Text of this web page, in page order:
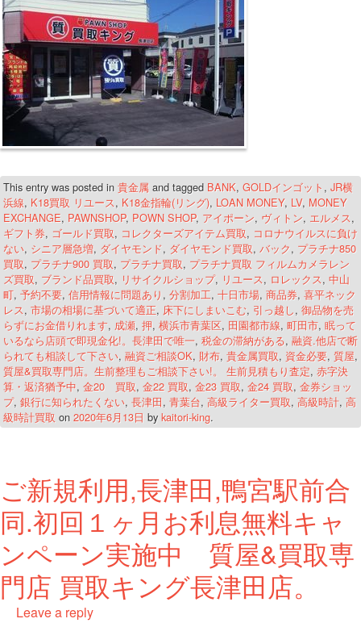
This entry was posted in 貴金属 and tagged BANK, GOLDインゴット , JR横
浜線, K18買取 リユース, K18金指輪(リング), LOAN MONEY, LV, MONEY
EXCHANGE, PAWNSHOP, POWN SHOP, アイポーン, ヴィトン, エルメス,
ギフト券, ゴールド買取, コレクターズアイテム買取, コロナウイルスに負け
ない, シニア層急増, ダイヤモンド, ダイヤモンド買取, バック, プラチナ850
買取, プラチナ900 買取, プラチナ買取, プラチナ買取 フィルムカメラレン
ズ買取, ブランド品買取, リサイクルショップ, リユース, ロレックス, 中山
町, 予約不要, 信用情報に問題あり , 分割加工, 十日市場, 商品券, 喜平ネック
レス, 市場の相場に基づいて適正, 床下にしまいこむ, 引っ越し, 御品物を売
らずにお金借りれます, 成瀬, 押, 横浜市青葉区, 田園都市線, 町田市, 眠って
いるなら店頭で即現金化!。長津田で唯一, 税金の滞納がある, 融資.他店で断
られても相談して下さい, 融資ご相談OK, 財布, 貴金属買取, 資金必要, 質屋,
質屋&買取専門店。生前整理もご相談下さい!。 生前見積もり査定, 赤字決
算・返済猶予中, 金20 買取, 金22 買取, 金23 買取, 金24 買取, 金券ショッ
プ, 銀行に知られたくない, 長津田, 青葉台, 高級ライター買取, 高級時計, 高
級時計買取 on 2020年6月13日 bykaitori-king.
ご新規利用,長津田,鴨宮駅前合
同.初回１ヶ月お利息無料キャ
ンペーン実施中 質屋&買取専
門店 買取キング長津田店。
Leave a reply